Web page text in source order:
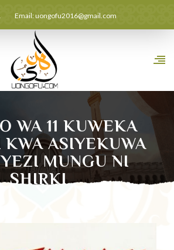
Email:uongofu2016@gmail.com
WA 11 KUWEKA
ASIYEKUWA
MUNGU NI
SHIRKI